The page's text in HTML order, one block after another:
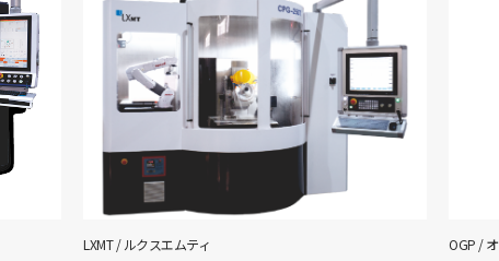
LXMT / ルクスエムティ OGP /